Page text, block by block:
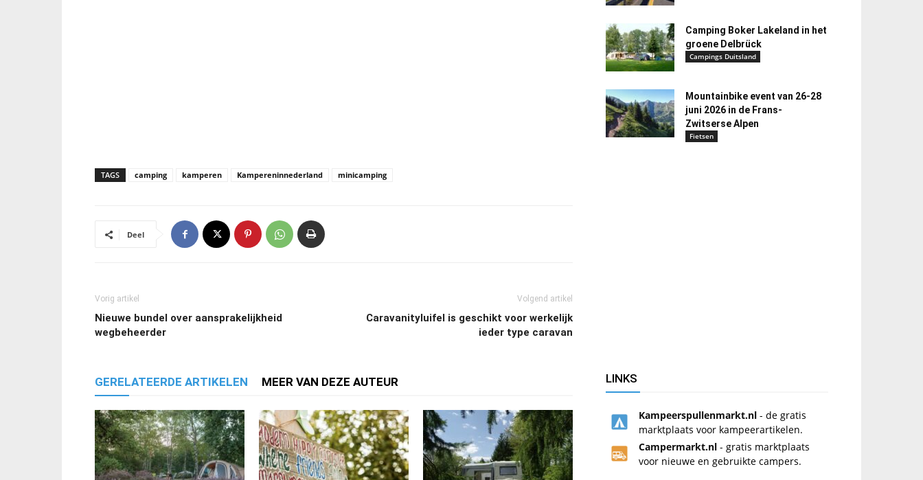
TAGS camping kamperen Kampereninnederland minicamping
Deel
Vorig artikel
Nieuwe bundel over aansprakelijkheid
wegbeheerder
Volgend artikel
Caravanityluifel is geschikt voor werkelijk
ieder type caravan
GERELATEERDE ARTIKELEN MEER VAN DEZE AUTEUR
Camping Boker Lakeland in het
groene Delbrück
Campings Duitsland
Mountainbike event van 26-28
juni 2026 in de Frans-
Zwitserse Alpen
Fietsen
LINKS
Kampeerspullenmarkt.nl - de gratis
marktplaats voor kampeerartikelen.
Campermarkt.nl - gratis marktplaats
voor nieuwe en gebruikte campers.